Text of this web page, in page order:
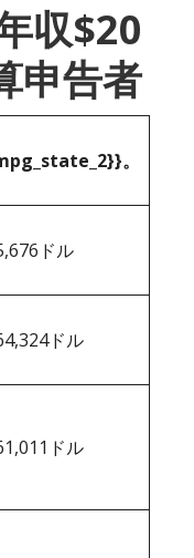
収$20
申告者
。
ドル
ドル
ドル